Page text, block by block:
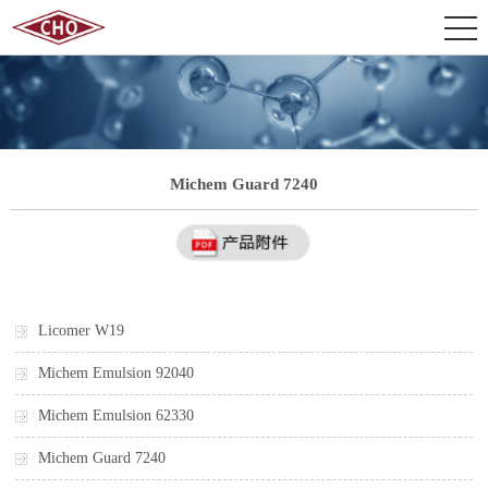
Michem Guard 7240
Licomer W19
Michem Emulsion 92040
Michem Emulsion 62330
Michem Guard 7240